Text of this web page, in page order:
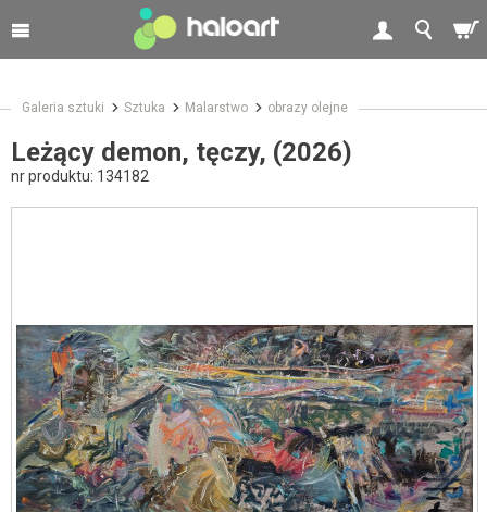
Galeria sztuki Sztuka Malarstwo obrazy olejne
Leżący demon, tęczy, (2026)
nr produktu: 134182